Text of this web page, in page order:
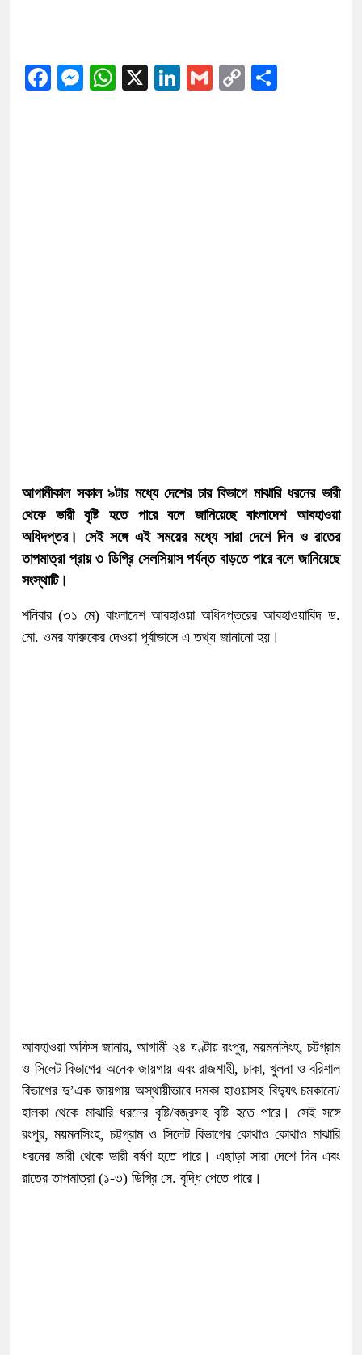
Facebook
Messenger
WhatsApp
X LinkedIn
GmailCopy
আগামীকাল সকাল ৯টার মধ্যে দেশের চার বিভাগে মাঝারি ধরনের ভারী
থেকে ভারী বৃষ্টি হতে পারে বলে জানিয়েছে বাংলাদেশ আবহাওয়া
অধিদপ্তর। সেই সঙ্গে এই সময়ের মধ্যে সারা দেশে দিন ও রাতের
তাপমাত্রা প্রায় ৩ ডিগ্রি সেলসিয়াস পর্যন্ত বাড়তে পারে বলে জানিয়েছে
সংস্থাটি।
শনিবার (৩১ মে) বাংলাদেশ আবহাওয়া অধিদপ্তরের আবহাওয়াবিদ ড.
মো. ওমর ফারুকের দেওয়া পূর্বাভাসে এ তথ্য জানানো হয়।
আবহাওয়া অফিস জানায়, আগামী ২৪ ঘণ্টায় রংপুর, ময়মনসিংহ, চট্টগ্রাম
ও সিলেট বিভাগের অনেক জায়গায় এবং রাজশাহী, ঢাকা, খুলনা ও বরিশাল
বিভাগের দু’এক জায়গায় অস্থায়ীভাবে দমকা হাওয়াসহ বিদ্যুৎ চমকানো/
হালকা থেকে মাঝারি ধরনের বৃষ্টি/বজ্রসহ বৃষ্টি হতে পারে। সেই সঙ্গে
রংপুর, ময়মনসিংহ, চট্টগ্রাম ও সিলেট বিভাগের কোথাও কোথাও মাঝারি
ধরনের ভারী থেকে ভারী বর্ষণ হতে পারে। এছাড়া সারা দেশে দিন এবং
রাতের তাপমাত্রা (১-৩) ডিগ্রি সে. বৃদ্ধি পেতে পারে।